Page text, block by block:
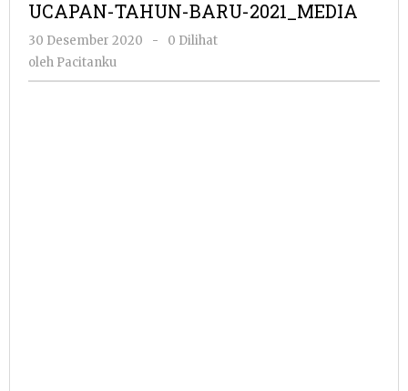
2021_MEDIA
UCAPAN-TAHUN-BARU-2021_MEDIA
30 Desember 2020
oleh
-
0 Dilihat
oleh Pacitanku